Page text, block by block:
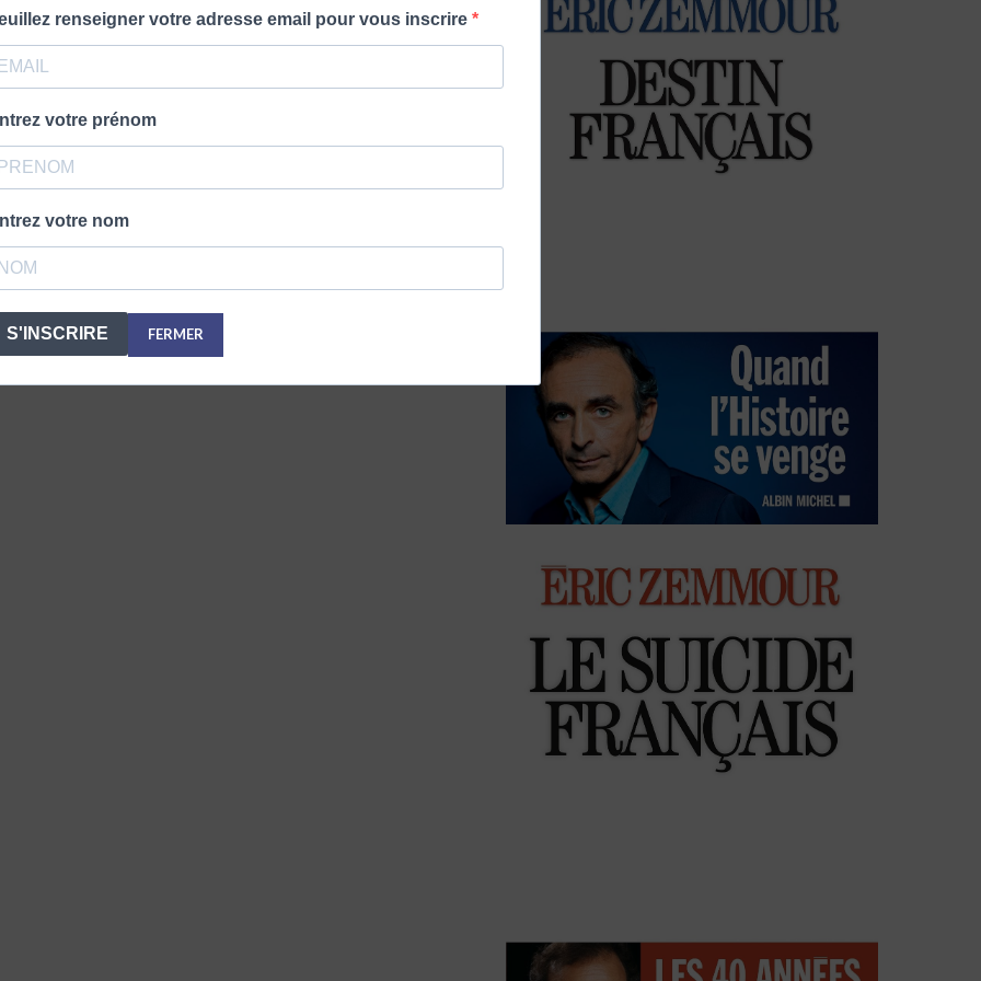
renseigner votre adresse email pour vous inscrire
votre prénom
votre nom
S'INSCRIRE FERMER